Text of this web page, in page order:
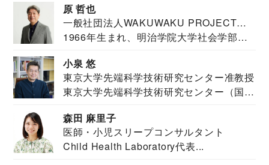
原 哲也
一般社団法人WAKUWAKU PROJECT
JAPAN代表・言語聴覚士・社会福祉士
1966年生まれ、明治学院大学社会学部福
小泉 悠
東京大学先端科学技術研究センター准教授
東京大学先端科学技術研究センター（国際
森田 麻里子
医師・小児スリープコンサルタント
Child Health Laboratory代表...